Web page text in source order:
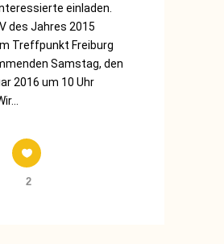
einladen.
des Jahres 2015
Treffpunkt Freiburg
Samstag, den
2016 um 10 Uhr
2